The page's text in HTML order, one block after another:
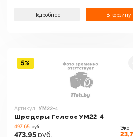
Подробнее В корзину
Артикул: УМ22-4
Шредеры Гелеос УМ22-4
497.65 руб.
473,95 руб.
5%